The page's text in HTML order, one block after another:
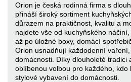
Orion je česká rodinná firma s
přináší široký sortiment
důrazem na praktičnost, kvalitu a
najdete vše od kuchyňského
až po úložné boxy, domácí
Orion usnadňují každodenní
domácnosti. Díky dlouholeté tradici
oblíbenou volbou pro každého, kdo
stylové vybavení do domácnosti.